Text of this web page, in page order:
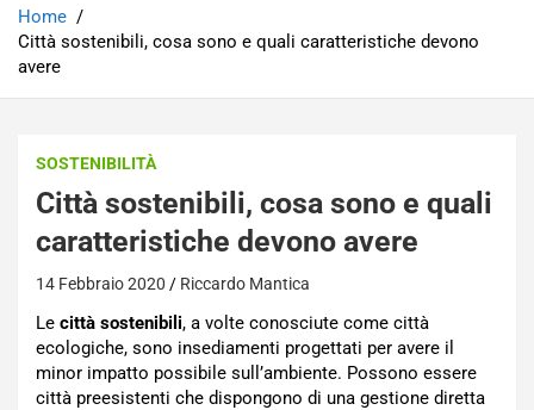
Home
Città sostenibili, cosa sono e quali caratteristiche devono
avere
SOSTENIBILITÀ
Città sostenibili, cosa sono e quali
caratteristiche devono avere
14 Febbraio 2020 Riccardo Mantica
Le città sostenibili, a volte conosciute come città
ecologiche, sono insediamenti progettati per avere il
minor impatto possibile sull’ambiente. Possono essere
città preesistenti che dispongono di una gestione diretta